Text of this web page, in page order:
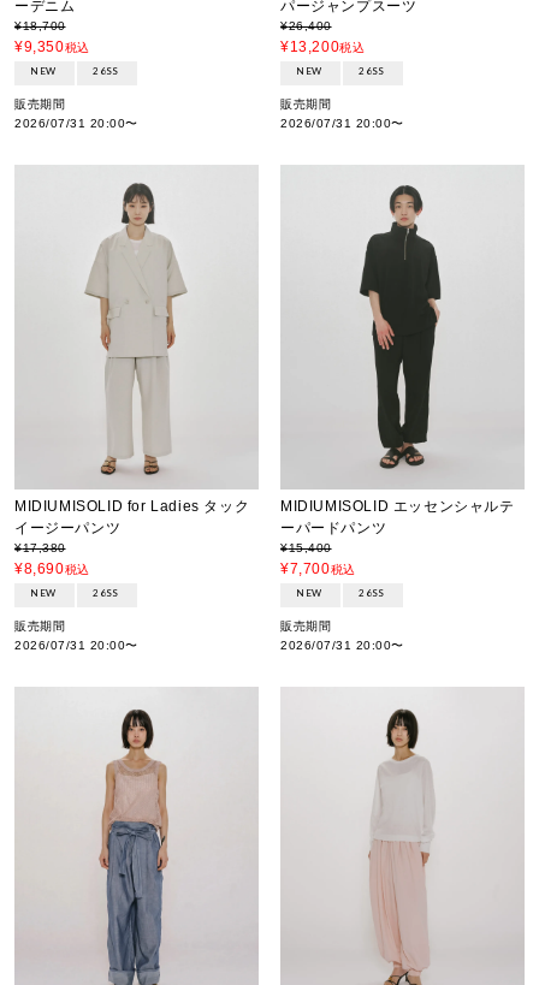
ーデニム
¥18,700
¥9,350税込
NEW 26SS
販売期間
2026/07/31 20:00〜
パージャンプスーツ
¥26,400
¥13,200税込
NEW 26SS
販売期間
2026/07/31 20:00〜
MIDIUMISOLID for Ladies タック
イージーパンツ
¥17,380
¥8,690税込
NEW 26SS
販売期間
2026/07/31 20:00〜
MIDIUMISOLID エッセンシャルテ
ーパードパンツ
¥15,400
¥7,700税込
NEW 26SS
販売期間
2026/07/31 20:00〜